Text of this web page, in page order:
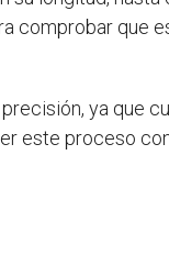
comprobar que
ya que
este proceso